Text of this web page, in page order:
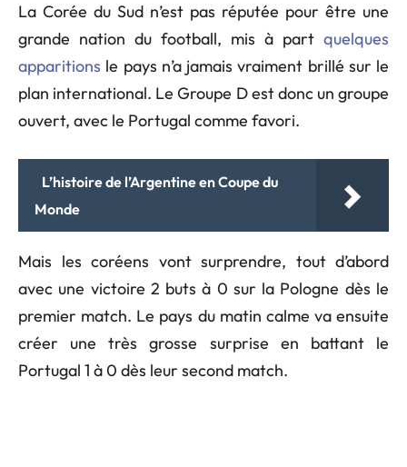
La Corée du Sud n’est pas réputée pour être une
grande nation du football, mis à part quelques
apparitions le pays n’a jamais vraiment brillé sur le
plan international. Le Groupe D est donc un groupe
ouvert, avec le Portugal comme favori.
L’histoire de l’Argentine en Coupe du
Monde
Mais les coréens vont surprendre, tout d’abord
avec une victoire 2 buts à 0 sur la Pologne dès le
premier match. Le pays du matin calme va ensuite
créer une très grosse surprise en battant le
Portugal 1 à 0 dès leur second match.